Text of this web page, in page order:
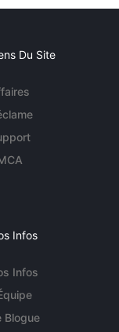
Du Site
Infos
Infos
Blogue